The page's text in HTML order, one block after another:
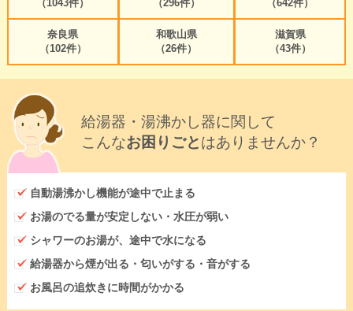
（1043件）
（296件）
（642件）
奈良県
（102件）
和歌山県
（26件）
滋賀県
（43件）
給湯器・湯沸かし器に関して
こんなお困りごとはありませんか？
自動湯沸かし機能が途中で止まる
お湯のでる量が安定しない・水圧が弱い
シャワーのお湯が、途中で水になる
給湯器から煙が出る・匂いがする・音がする
お風呂の追炊きに時間がかかる